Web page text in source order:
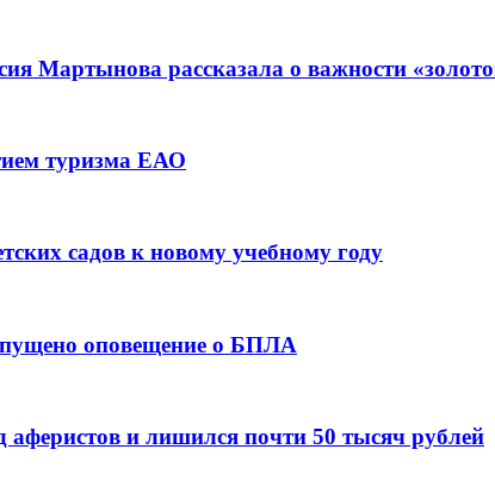
Мартынова рассказала о важности
туризма ЕАО
садов к новому учебному году
оповещение о БПЛА
и лишился почти 50 тысяч рублей